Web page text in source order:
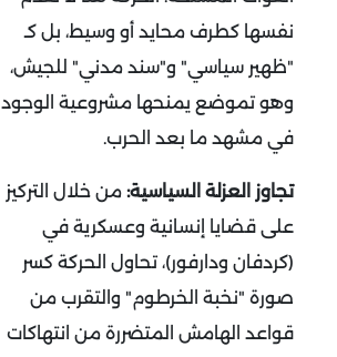
نفسها كطرف محايد أو وسيط، بل كـ
"ظهير سياسي" و"سند مدني" للجيش،
وهو تموضع يمنحها مشروعية الوجود
في مشهد ما بعد الحرب.
تجاوز العزلة السياسية: من خلال التركيز
على قضايا إنسانية وعسكرية في
(كردفان ودارفور)، تحاول الحركة كسر
صورة "نخبة الخرطوم" والتقرب من
قواعد الهامش المتضررة من انتهاكات